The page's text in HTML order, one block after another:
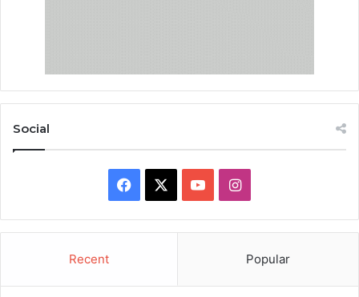
Social
Facebook YouTubeInstagram
Recent Popular